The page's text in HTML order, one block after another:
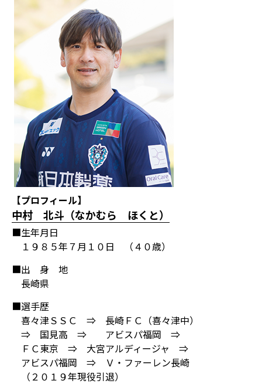
【プロフィール】
中村 北斗（なかむら ほくと）
■生年月日
１９８５年７月１０日 （４０歳）
■出 身 地
長崎県
■選手歴
喜々津ＳＳＣ ⇒ 長崎ＦＣ（喜々津中）
⇒ 国見高 ⇒ アビスパ福岡 ⇒
ＦＣ東京 ⇒ 大宮アルディージャ ⇒
アビスパ福岡 ⇒ Ｖ・ファーレン長崎
（２０１９年現役引退）